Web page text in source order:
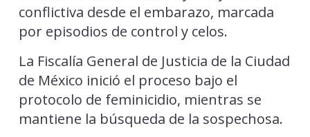
conflictiva desde el embarazo, marcada
por episodios de control y celos.
La Fiscalía General de Justicia de la Ciudad
de México inició el proceso bajo el
protocolo de feminicidio, mientras se
mantiene la búsqueda de la sospechosa.